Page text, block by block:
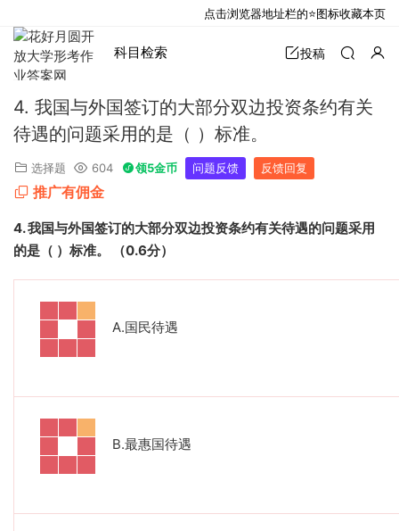
科目检索 投稿
4. 我国与外国签订的大部分双边投资条约有关
待遇的问题采用的是（ ）标准。
选择题 604 领5金币 问题反馈 反馈回复
推广有佣金
4.我国与外国签订的大部分双边投资条约有关待遇的问题采用
的是（ ）标准。 （0.6分）
A. 国民待遇
B.最惠国待遇
点击浏览器地址栏的⭐图标收藏本页